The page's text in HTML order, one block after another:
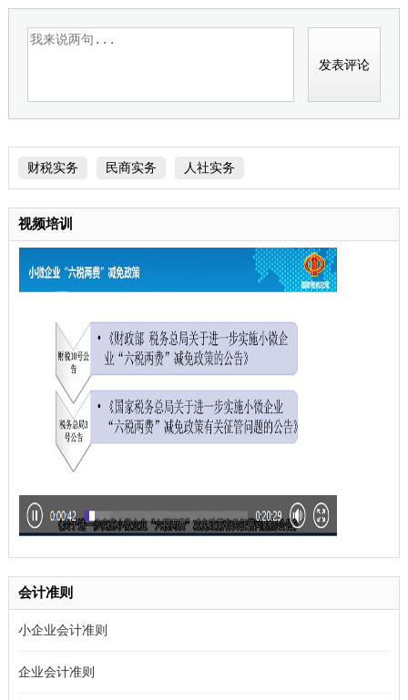
试点
财税实务 民商实务 人社实务
视频培训
会计准则
小企业会计准则
企业会计准则